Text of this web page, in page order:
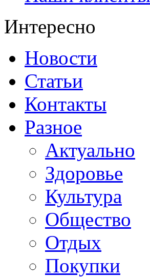
Интересно
Новости
Статьи
Контакты
Разное
Актуально
Здоровье
Культура
Общество
Отдых
Покупки